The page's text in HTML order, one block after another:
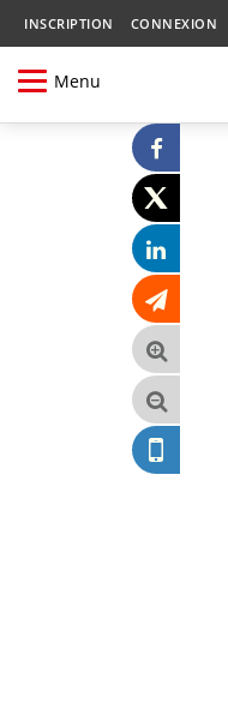
INSCRIPTION CONNEXION
Menu